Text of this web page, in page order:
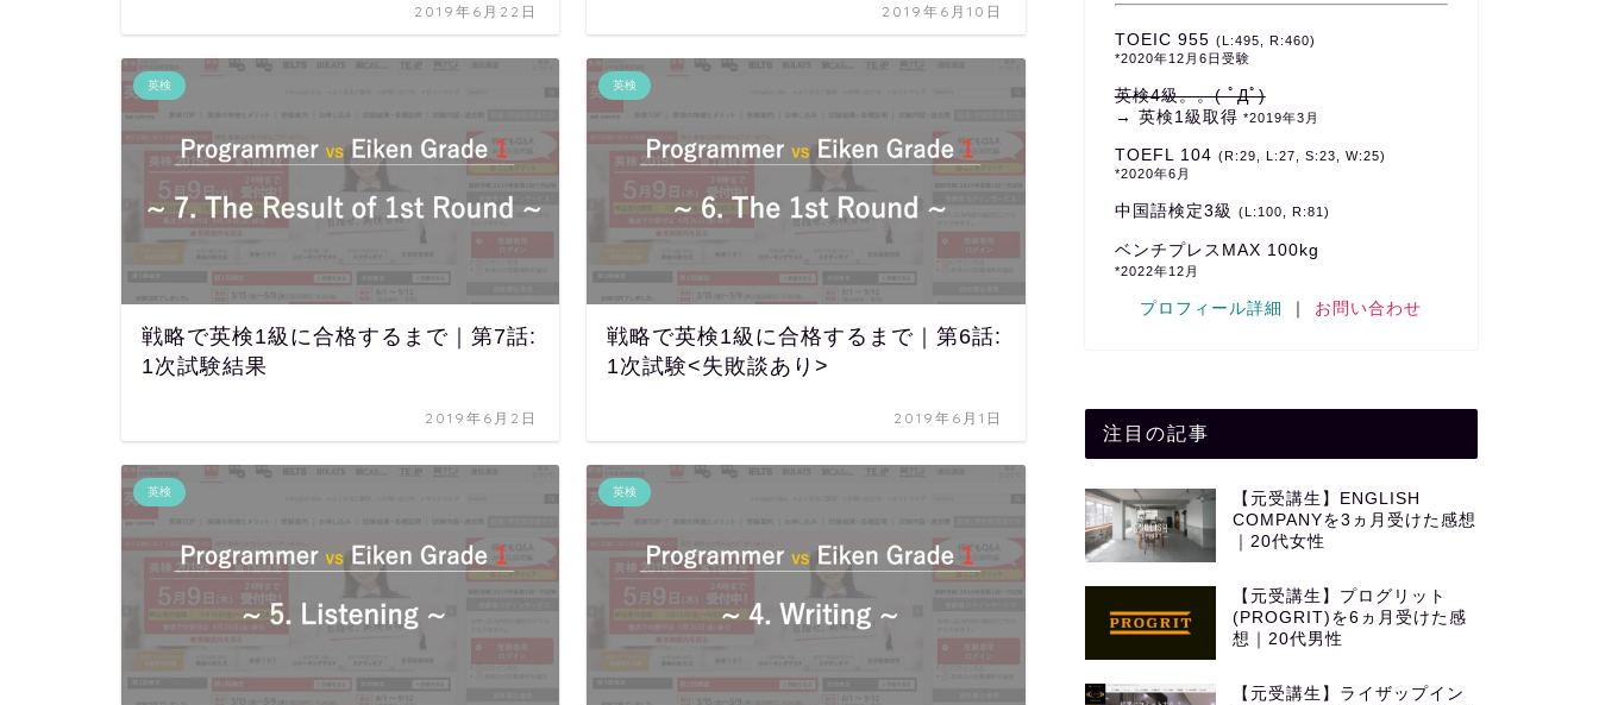
2019年6月22日 2019年6月10日
英検
戦略で英検1級に合格するまで｜第7話:
1次試験結果
2019年6月2日
英検
戦略で英検1級に合格するまで｜第6話:
1次試験<失敗談あり>
2019年6月1日
英検 英検
TOEIC 955 (L:495, R:460)
*2020年12月6日受験
英検4級。。( ﾟДﾟ)
→ 英検1級取得 *2019年3月
TOEFL 104 (R:29, L:27, S:23, W:25)
*2020年6月
中国語検定3級 (L:100, R:81)
ベンチプレスMAX 100kg
*2022年12月
プロフィール詳細 お問い合わせ
注目の記事
【元受講生】ENGLISH
COMPANYを3ヵ月受けた感想
｜20代女性
【元受講生】プログリット
(PROGRIT)を6ヵ月受けた感
想｜20代男性
【元受講生】ライザップイン